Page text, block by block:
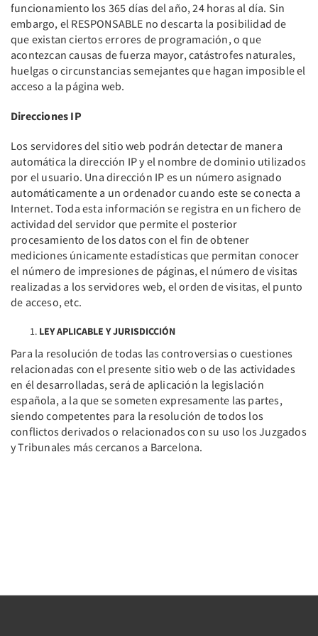
funcionamiento los 365 días del año, 24 horas al día. Sin
embargo, el RESPONSABLE no descarta la posibilidad de
que existan ciertos errores de programación, o que
acontezcan causas de fuerza mayor, catástrofes naturales,
huelgas o circunstancias semejantes que hagan imposible el
acceso a la página web.
Direcciones IP
Los servidores del sitio web podrán detectar de manera
automática la dirección IP y el nombre de dominio utilizados
por el usuario. Una dirección IP es un número asignado
automáticamente a un ordenador cuando este se conecta a
Internet. Toda esta información se registra en un fichero de
actividad del servidor que permite el posterior
procesamiento de los datos con el fin de obtener
mediciones únicamente estadísticas que permitan conocer
el número de impresiones de páginas, el número de visitas
realizadas a los servidores web, el orden de visitas, el punto
de acceso, etc.
LEY APLICABLE Y JURISDICCIÓN
Para la resolución de todas las controversias o cuestiones
relacionadas con el presente sitio web o de las actividades
en él desarrolladas, será de aplicación la legislación
española, a la que se someten expresamente las partes,
siendo competentes para la resolución de todos los
conflictos derivados o relacionados con su uso los Juzgados
y Tribunales más cercanos a Barcelona.